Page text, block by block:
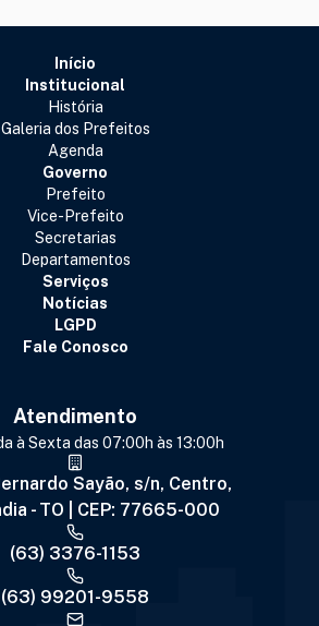
Início
Institucional
História
Galeria dos Prefeitos
Agenda
Governo
Prefeito
Vice-Prefeito
Secretarias
Departamentos
Serviços
Notícias
LGPD
Fale Conosco
Atendimento
à Sexta das 07:00h às 13:00h
Sayão, s/n, Centro,
- TO | CEP: 77665-000
(63) 3376-1153
(63) 99201-9558